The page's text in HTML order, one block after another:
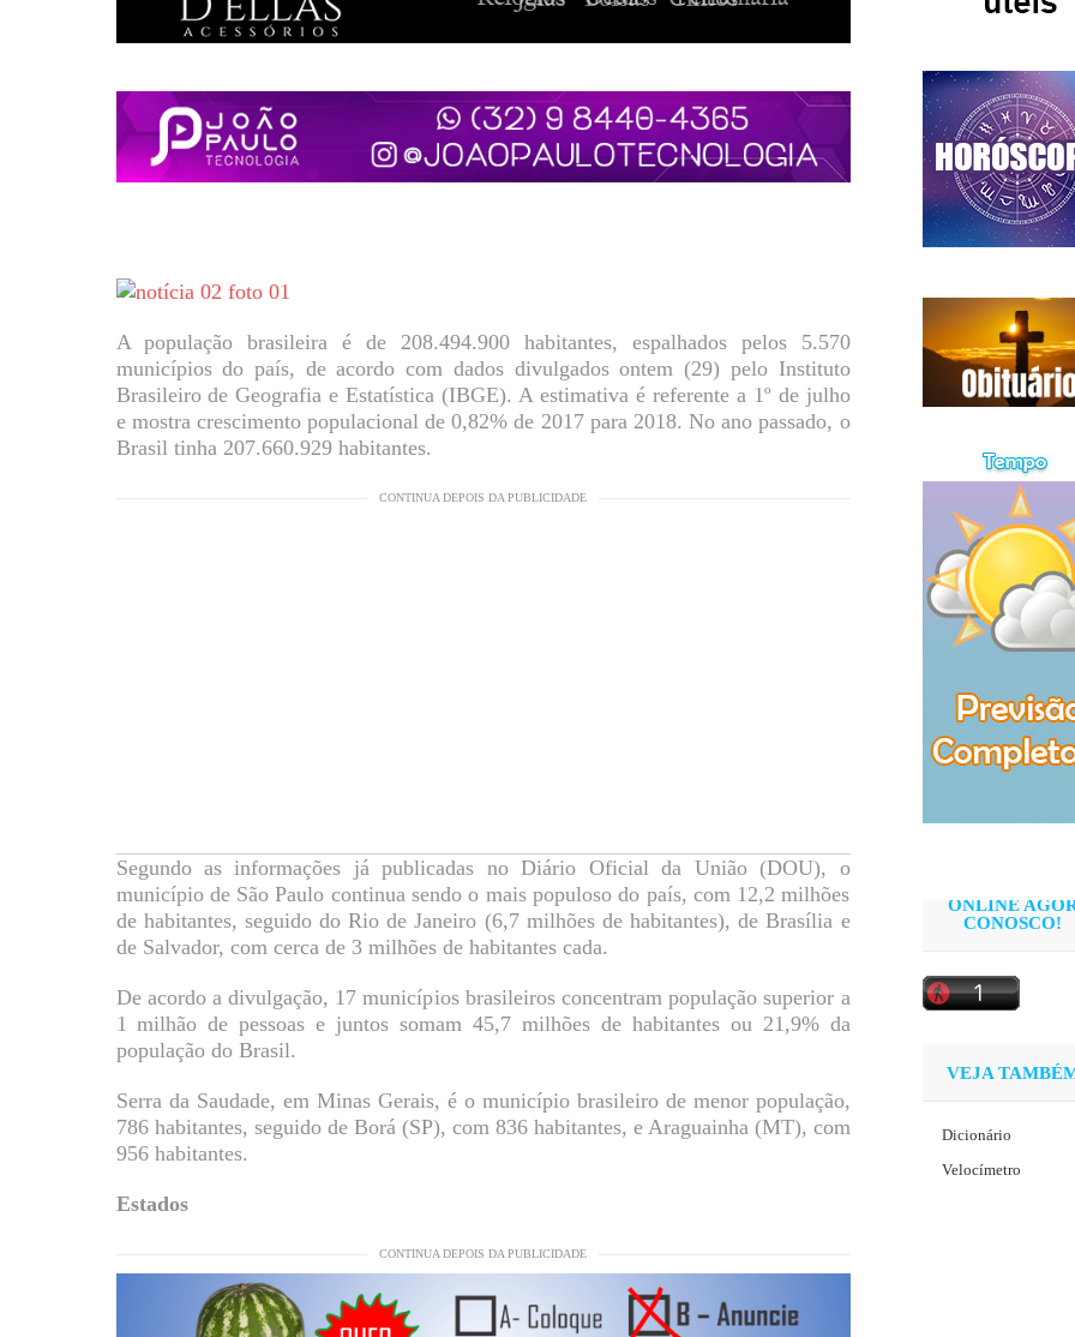
A população brasileira é de 208.494.900 habitantes, espalhados pelos 5.570
municípios do país, de acordo com dados divulgados ontem (29) pelo Instituto
Brasileiro de Geografia e Estatística (IBGE). A estimativa é referente a 1º de julho
e mostra crescimento populacional de 0,82% de 2017 para 2018. No ano passado, o
Brasil tinha 207.660.929 habitantes.
CONTINUA DEPOIS DA PUBLICIDADE
Segundo as informações já publicadas no Diário Oficial da União (DOU), o
município de São Paulo continua sendo o mais populoso do país, com 12,2 milhões
de habitantes, seguido do Rio de Janeiro (6,7 milhões de habitantes), de Brasília e
de Salvador, com cerca de 3 milhões de habitantes cada.
De acordo a divulgação, 17 municípios brasileiros concentram população superior a
1 milhão de pessoas e juntos somam 45,7 milhões de habitantes ou 21,9% da
população do Brasil.
Serra da Saudade, em Minas Gerais, é o município brasileiro de menor população,
786 habitantes, seguido de Borá (SP), com 836 habitantes, e Araguainha (MT), com
956 habitantes.
Estados
CONTINUA DEPOIS DA PUBLICIDADE
ONLINE
CONOSCO!
VEJA
Dicionário
Velocímetro